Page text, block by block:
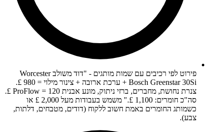
פירוט לפי רכיבים עם שמות מותגים - "דוד משולב Worcester
Bosch Greenstar 30Si + ערכת ארובה + צינור מילוי = 980 £.
צנרת נחושת, מחברים, ברזי ניתוק, מונע אבנית ProFlow = 120 £.
סה"כ חומרים: 1,100 £." משמש בעבודות מעל 2,000 £ או
כשמותג החומרים באמת חשוב ללקוח (דודים, מטבחים, דלתות,
צבע).